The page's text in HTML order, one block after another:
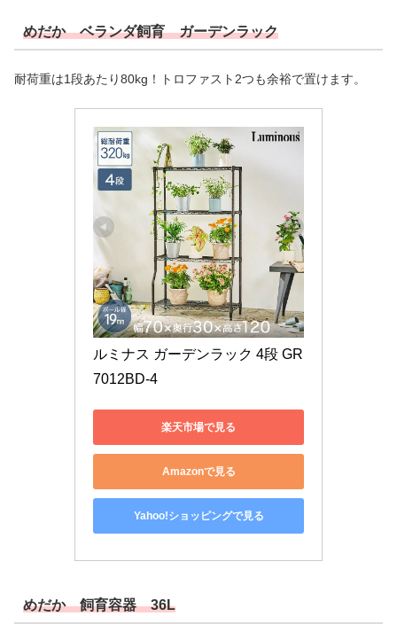
めだか ベランダ飼育 ガーデンラック
耐荷重は1段あたり80kg！トロファスト2つも余裕で置けます。
ルミナス ガーデンラック 4段 GR
7012BD-4
楽天市場で見る
Amazonで見る
Yahoo!ショッピングで見る
めだか 飼育容器 36L